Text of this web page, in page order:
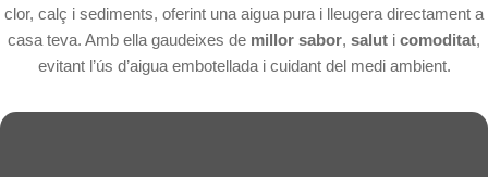
clor, calç i sediments, oferint una aigua pura i lleugera directament a
casa teva. Amb ella gaudeixes de millor sabor, salut i comoditat,
evitant l’ús d’aigua embotellada i cuidant del medi ambient.